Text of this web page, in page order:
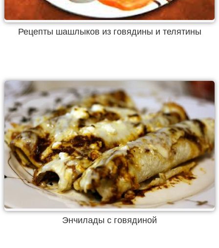
Рецепты шашлыков из говядины и телятины
Энчилады с говядиной